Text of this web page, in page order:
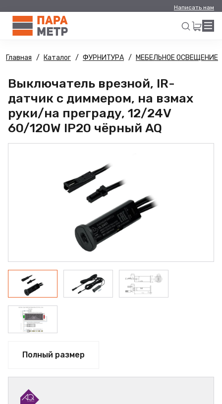
Написать нам
Искать
Главная Каталог ФУРНИТУРА МЕБЕЛЬНОЕ ОСВЕЩЕНИЕ
Выключатель врезной, IR-
датчик с диммером, на взмах
руки/на преграду, 12/24V
60/120W IP20 чёрный AQ
Полный размер